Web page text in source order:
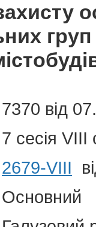
груп
7370 від
7 сесія VIII
2679-VIII
Основний